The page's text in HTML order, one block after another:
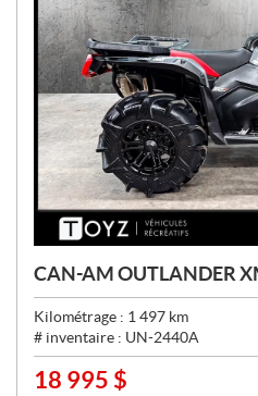
CAN-AM OUTLANDER
Kilométrage : 1 497 km
# inventaire : UN-2440A
P
18 995 $